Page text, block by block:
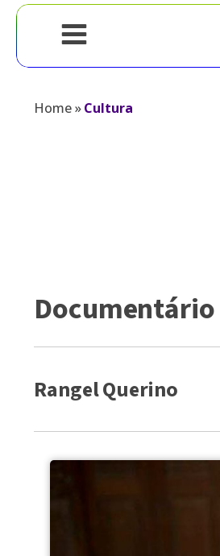
Home»Cultura
Rangel Querino